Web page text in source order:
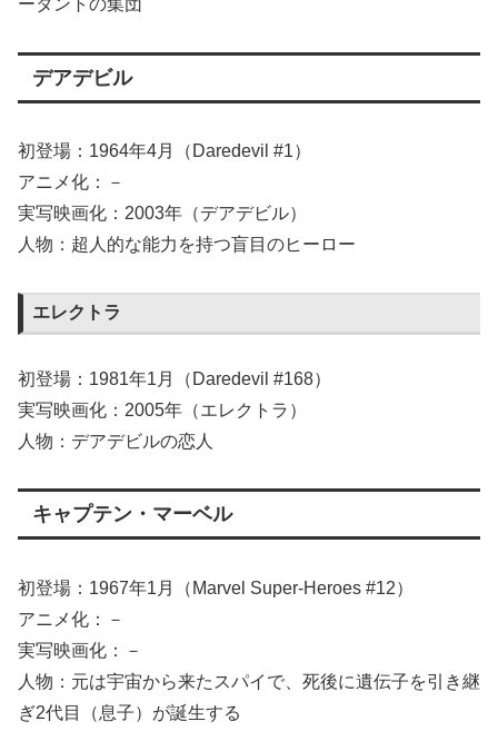
ータントの集団
デアデビル
初登場：1964年4月（Daredevil #1）
アニメ化：－
実写映画化：2003年（デアデビル）
人物：超人的な能力を持つ盲目のヒーロー
エレクトラ
初登場：1981年1月（Daredevil #168）
実写映画化：2005年（エレクトラ）
人物：デアデビルの恋人
キャプテン・マーベル
初登場：1967年1月（Marvel Super-Heroes #12）
アニメ化：－
実写映画化：－
人物：元は宇宙から来たスパイで、死後に遺伝子を引き継
ぎ2代目（息子）が誕生する